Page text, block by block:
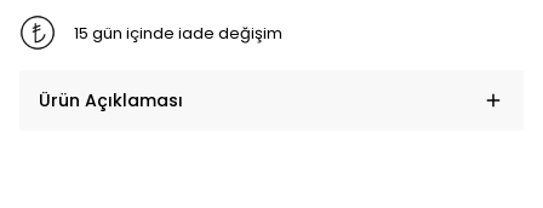
15 gün içinde iade değişim
Ürün Açıklaması